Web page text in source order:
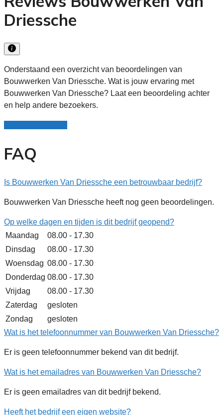
Driessche
Onderstaand een overzicht van beoordelingen van
Bouwwerken Van Driessche. Wat is jouw ervaring met
Bouwwerken Van Driessche? Laat een beoordeling achter
en help andere bezoekers.
FAQ
Is Bouwwerken Van Driessche een betrouwbaar bedrijf?
Bouwwerken Van Driessche heeft nog geen beoordelingen.
Op welke dagen en tijden is dit bedrijf geopend?
Maandag
08.00 - 17.30
Dinsdag
08.00 - 17.30
Woensdag 08.00 - 17.30
Donderdag 08.00 - 17.30
Vrijdag
08.00 - 17.30
Zaterdag
gesloten
Zondag
gesloten
Wat is het telefoonnummer van Bouwwerken Van Driessche?
Er is geen telefoonnummer bekend van dit bedrijf.
Wat is het emailadres van Bouwwerken Van Driessche?
Er is geen emailadres van dit bedrijf bekend.
Heeft het bedrijf een eigen website?